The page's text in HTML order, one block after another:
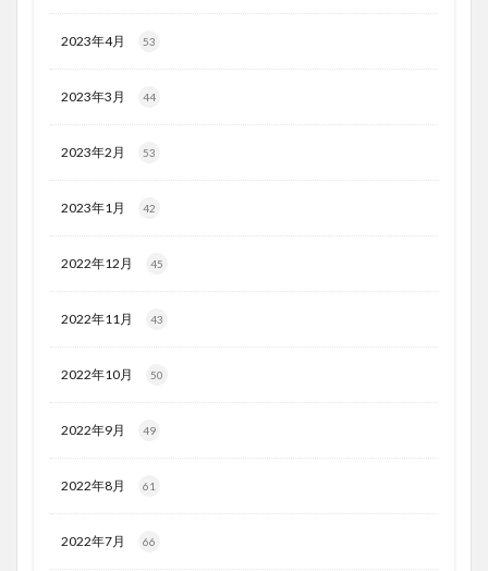
2023年4月 53
2023年3月 44
2023年2月 53
2023年1月 42
2022年12月 45
2022年11月 43
2022年10月 50
2022年9月 49
2022年8月 61
2022年7月 66